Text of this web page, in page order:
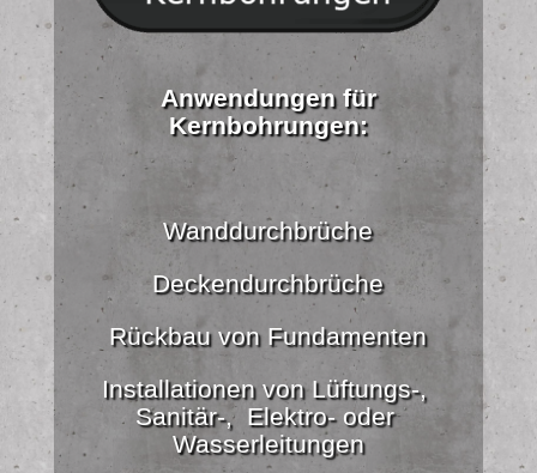
Anwendungen für
Kernbohrungen:
Wanddurchbrüche
Deckendurchbrüche
Rückbau von Fundamenten
Installationen von Lüftungs-,
Sanitär-, Elektro- oder
Wasserleitungen